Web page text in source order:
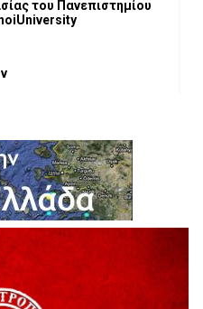
του Πανεπιστημίου
της οδού Περιβόλι –
ΣΤΟΝ ΠΡΩΤΕΑ